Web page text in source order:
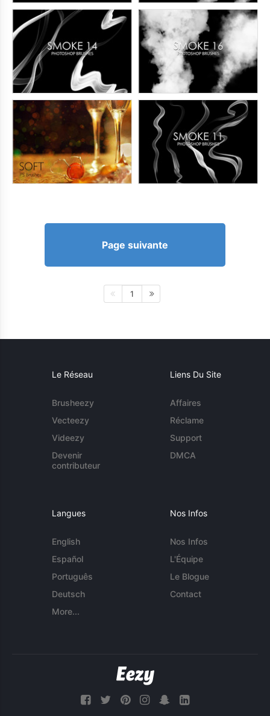
Page suivante
1
Le Réseau
Brusheezy
Vecteezy
Videezy
Devenir
contributeur
Liens Du Site
Affaires
Réclame
Support
DMCA
Langues
English
Español
Português
Deutsch
More...
Nos Infos
Nos Infos
L'Équipe
Le Blogue
Contact